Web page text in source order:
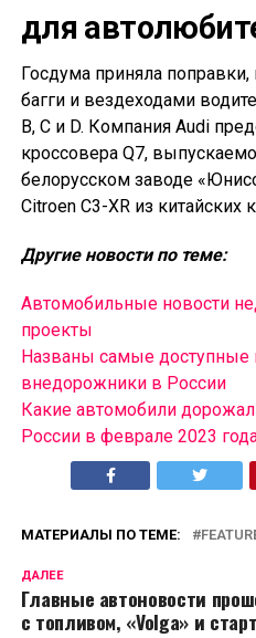
для
Госдума приняла
багги и вездеходами
B, C и D. Компания Audi
кроссовера Q7,
белорусском заводе
Citroen C3-XR из
Другие новости по теме:
Автомобильные новости
проекты
Названы самые
внедорожники в России
Какие автомобили
России в феврале 2023
МАТЕРИАЛЫ ПО ТЕМЕ:
ДАЛЕЕ
Главные автоновости
с топливом, «Volga» и